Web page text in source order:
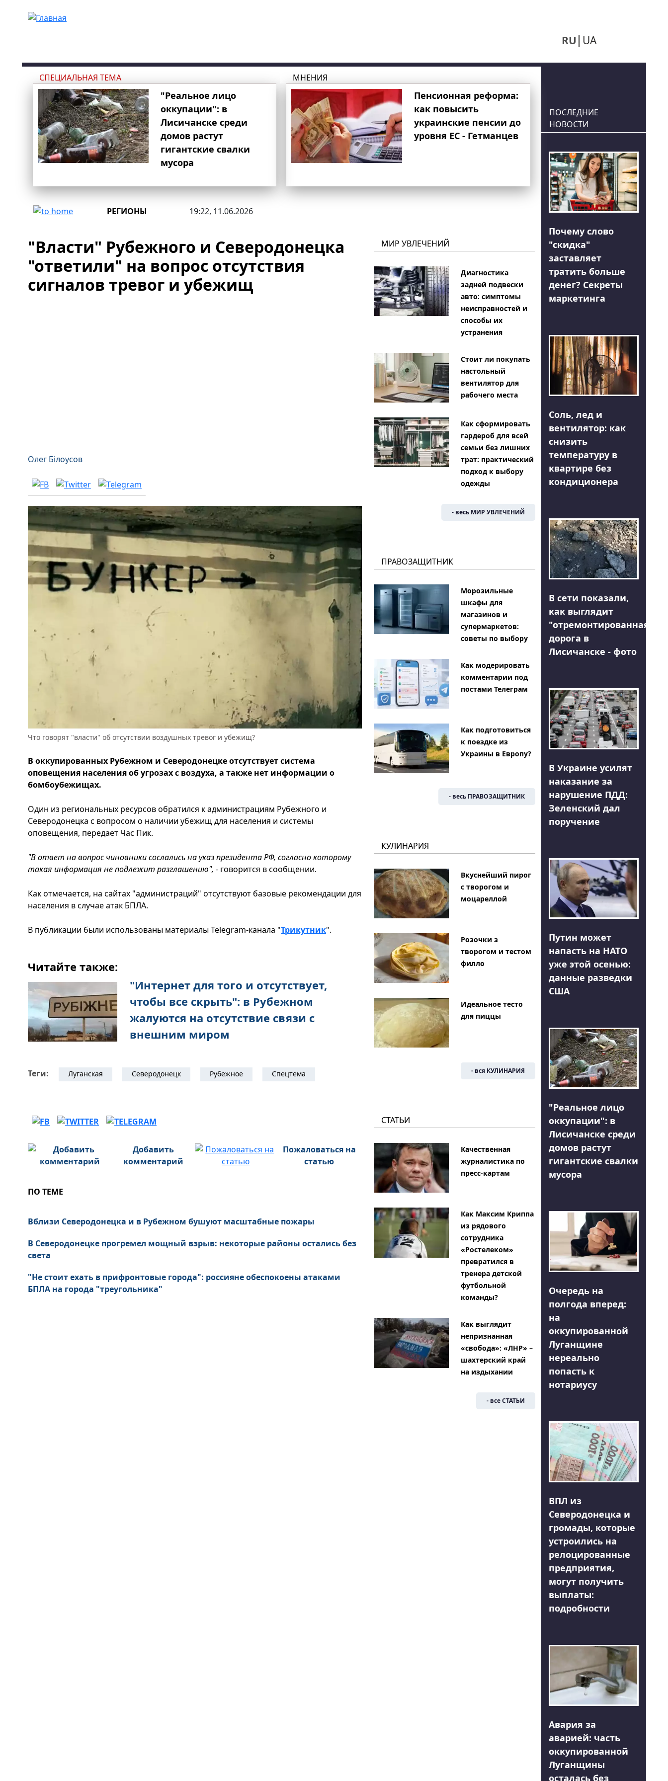
RU UA
СПЕЦИАЛЬНАЯ ТЕМА
"Реальное лицо
оккупации": в
Лисичанске среди
домов растут
гигантские свалки
мусора
МНЕНИЯ
Пенсионная реформа:
как повысить
украинские пенсии до
уровня ЕС - Гетманцев
РЕГИОНЫ 19:22, 11.06.2026
"Власти" Рубежного и Северодонецка
"ответили" на вопрос отсутствия
сигналов тревог и убежищ
Олег Білоусов
Что говорят "власти" об отсутствии воздушных тревог и убежищ?
В оккупированных Рубежном и Северодонецке отсутствует система
оповещения населения об угрозах с воздуха, а также нет информации о
бомбоубежищах.
Один из региональных ресурсов обратился к администрациям Рубежного и
Северодонецка с вопросом о наличии убежищ для населения и системы
оповещения, передает Час Пик.
"В ответ на вопрос чиновники сослались на указ президента РФ, согласно которому
такая информация не подлежит разглашению", - говорится в сообщении.
Как отмечается, на сайтах "администраций" отсутствуют базовые рекомендации для
населения в случае атак БПЛА.
В публикации были использованы материалы Telegram-канала "Трикутник".
Читайте также:
"Интернет для того и отсутствует,
чтобы все скрыть": в Рубежном
жалуются на отсутствие связи с
внешним миром
Теги: Луганская Северодонецк Рубежное Спецтема
Добавить
комментарий
Пожаловаться на
статью
ПО ТЕМЕ
Вблизи Северодонецка и в Рубежном бушуют масштабные пожары
В Северодонецке прогремел мощный взрыв: некоторые районы остались без
света
"Не стоит ехать в прифронтовые города": россияне обеспокоены атаками
БПЛА на города "треугольника"
МИР УВЛЕЧЕНИЙ
Диагностика
задней подвески
авто: симптомы
неисправностей и
способы их
устранения
Стоит ли покупать
настольный
вентилятор для
рабочего места
Как сформировать
гардероб для всей
семьи без лишних
трат: практический
подход к выбору
одежды
- весь МИР УВЛЕЧЕНИЙ
ПРАВОЗАЩИТНИК
Морозильные
шкафы для
магазинов и
супермаркетов:
советы по выбору
Как модерировать
комментарии под
постами Телеграм
Как подготовиться
к поездке из
Украины в Европу?
- весь ПРАВОЗАЩИТНИК
КУЛИНАРИЯ
Вкуснейший пирог
с творогом и
моцареллой
Розочки з
творогом и тестом
филло
Идеальное тесто
для пиццы
- вся КУЛИНАРИЯ
СТАТЬИ
Качественная
журналистика по
пресс-картам
Как Максим Криппа
из рядового
сотрудника
«Ростелеком»
превратился в
тренера детской
футбольной
команды?
Как выглядит
непризнанная
«свобода»: «ЛНР» –
шахтерский край
на издыхании
- все СТАТЬИ
ПОСЛЕДНИЕ
НОВОСТИ
Почему слово
"скидка"
заставляет
тратить больше
денег? Секреты
маркетинга
Соль, лед и
вентилятор: как
снизить
температуру в
квартире без
кондиционера
В сети показали,
как выглядит
"отремонтированная"
дорога в
Лисичанске - фото
В Украине усилят
наказание за
нарушение ПДД:
Зеленский дал
поручение
Путин может
напасть на НАТО
уже этой осенью:
данные разведки
США
"Реальное лицо
оккупации": в
Лисичанске среди
домов растут
гигантские свалки
мусора
Очередь на
полгода вперед:
на
оккупированной
Луганщине
нереально
попасть к
нотариусу
ВПЛ из
Северодонецка и
громады, которые
устроились на
релоцированные
предприятия,
могут получить
выплаты:
подробности
Авария за
аварией: часть
оккупированной
Луганщины
осталась без